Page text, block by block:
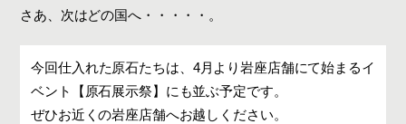
さあ、次はどの国へ・・・・・。
今回仕入れた原石たちは、4月より岩座店舗にて始まるイ
ベント【原石展示祭】にも並ぶ予定です。
ぜひお近くの岩座店舗へお越しください。